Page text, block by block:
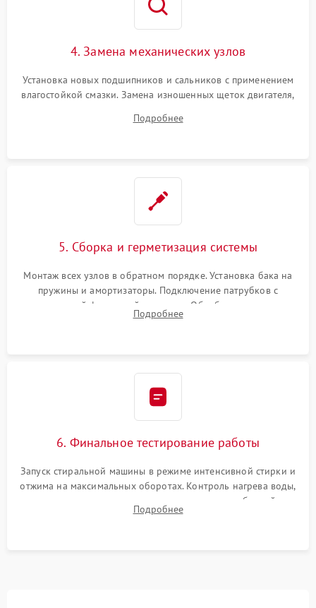
4. Замена механических узлов
Установка новых подшипников и сальников с применением
влагостойкой смазки. Замена изношенных щеток двигателя,
или поврежденной резиновой манжеты.
Подробнее
5. Сборка и герметизация системы
Монтаж всех узлов в обратном порядке. Установка бака на
пружины и амортизаторы. Подключение патрубков с
надежной фиксацией хомутами. Обработка стыков
герметиком для предотвращения возможных протечек воды.
Подробнее
6. Финальное тестирование работы
Запуск стиральной машины в режиме интенсивной стирки и
отжима на максимальных оборотах. Контроль нагрева воды,
корректности слива, отсутствия излишних вибраций,
посторонних стуков и протечек под корпусом.
Подробнее